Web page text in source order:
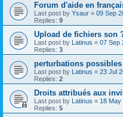
Forum d'aide en
Last post by Ysaur « 09 Sep
Replies: 9
Upload de fichiers son
Last post by Latinus « 07 Sep
Replies: 3
perturbations
Last post by Latinus « 23 Jul
Replies: 2
Droits attribués aux
Last post by Latinus « 18 May
Replies: 5